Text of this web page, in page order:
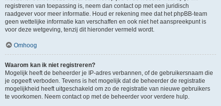
registreren van toepassing is, neem dan contact op met een juridisch
raadgever voor meer informatie. Houd er rekening mee dat het phpBB-team
geen wettelijke informatie kan verschaffen en ook niet het aanspreekpunt is
voor deze wetgeving, tenzij dit hieronder vermeld wordt.
Omhoog
Waarom kan ik niet registreren?
Mogelijk heeft de beheerder je IP-adres verbannen, of de gebruikersnaam die
je opgeeft verboden. Tevens is het mogelijk dat de beheerder de registratie
mogelijkheid heeft uitgeschakeld om zo de registratie van nieuwe gebruikers
te voorkomen. Neem contact op met de beheerder voor verdere hulp.